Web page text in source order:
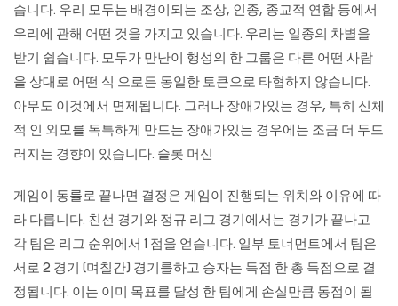
습니다. 우리 모두는 배경이되는 조상, 인종, 종교적 연합 등에서
우리에 관해 어떤 것을 가지고 있습니다. 우리는 일종의 차별을
받기 쉽습니다. 모두가 만난이 행성의 한 그룹은 다른 어떤 사람
을 상대로 어떤 식 으로든 동일한 토큰으로 타협하지 않습니다.
아무도 이것에서 면제됩니다. 그러나 장애가있는 경우, 특히 신체
적 인 외모를 독특하게 만드는 장애가있는 경우에는 조금 더 두드
러지는 경향이 있습니다. 슬롯 머신
게임이 동률로 끝나면 결정은 게임이 진행되는 위치와 이유에 따
라 다릅니다. 친선 경기와 정규 리그 경기에서는 경기가 끝나고
각 팀은 리그 순위에서 1 점을 얻습니다. 일부 토너먼트에서 팀은
서로 2 경기 (며칠간) 경기를하고 승자는 득점 한 총 득점으로 결
정됩니다. 이는 이미 목표를 달성 한 팀에게 손실만큼 동점이 될